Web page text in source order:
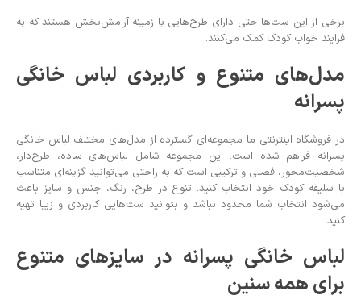
برخی از این ست‌ها حتی دارای طرح‌هایی با زمینه آرامش‌بخش هستند که به
فرایند خواب کودک کمک می‌کنند.
مدل‌های متنوع و کاربردی لباس خانگی
پسرانه
در فروشگاه اینترنتی ما مجموعه‌ای گسترده از مدل‌های مختلف لباس خانگی
پسرانه فراهم شده است. این مجموعه شامل لباس‌های ساده، طرح‌دار،
شخصیت‌محور، فصلی و ترکیبی است که به راحتی می‌توانید گزینه‌ای متناسب
با سلیقه کودک خود انتخاب کنید. تنوع در طرح، رنگ، جنس و سایز باعث
می‌شود انتخاب شما محدود نباشد و بتوانید ست‌هایی کاربردی و زیبا تهیه
کنید.
لباس خانگی پسرانه در سایزهای متنوع
برای همه سنین